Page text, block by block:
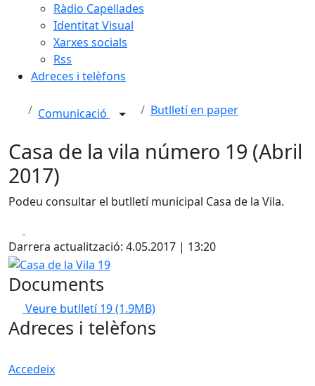
Ràdio Capellades
Identitat Visual
Xarxes socials
Rss
Adreces i telèfons
Comunicació Butlletí en paper
Casa de la vila número 19 (Abril
2017)
Podeu consultar el butlletí municipal Casa de la Vila.
Darrera actualització: 4.05.2017 | 13:20
Casa de la Vila 19
Documents
Veure butlletí 19(1.9MB)
Adreces i telèfons
Accedeix